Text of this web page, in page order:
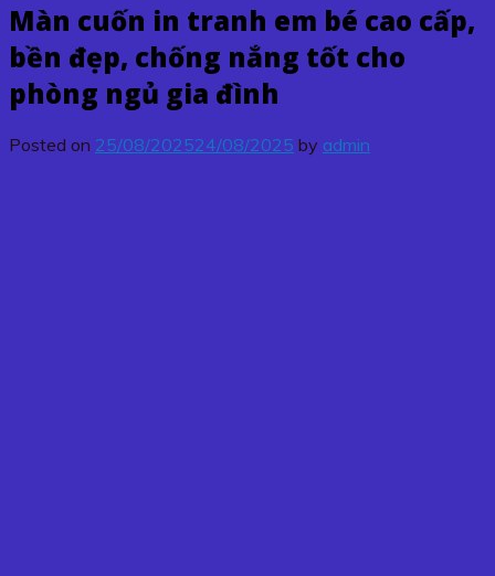
Màn cuốn in tranh em bé cao cấp,
bền đẹp, chống nắng tốt cho
phòng ngủ gia đình
Posted on 25/08/202524/08/2025 by admin